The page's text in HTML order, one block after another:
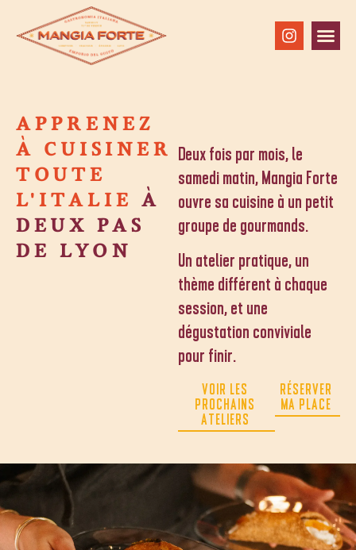
APPRENEZ
À CUISINER
TOUTE
L'ITALIE À
DEUX PAS
DE LYON
Deux fois par mois, le
samedi matin, Mangia Forte
ouvre sa cuisine à un petit
groupe de gourmands.
Un atelier pratique, un
thème différent à chaque
session, et une
dégustation conviviale
pour finir.
VOIR LES
PROCHAINS
ATELIERS
RÉSERVER
MA PLACE